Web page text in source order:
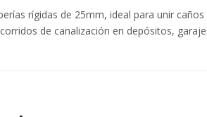
rígidas de 25mm, ideal para unir
de canalización en depósitos,